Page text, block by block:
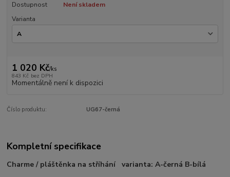
Dostupnost
Není skladem
Varianta
1 020 Kč/ks
843 Kč bez DPH
Momentálně není k dispozici
Číslo produktu: UG67-černá
Kompletní specifikace
Charme / pláštěnka na stříhání varianta: A-černá B-bílá